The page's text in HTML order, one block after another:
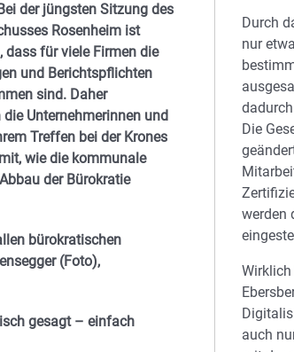
der jüngsten Sitzung des
Rosenheim ist
dass für viele Firmen die
und Berichtspflichten
sind. Daher
Unternehmerinnen und
Treffen bei der Krones
wie die kommunale
der Bürokratie
bürokratischen
(Foto),
gesagt – einfach
Durch
nur
Die
werden
auch